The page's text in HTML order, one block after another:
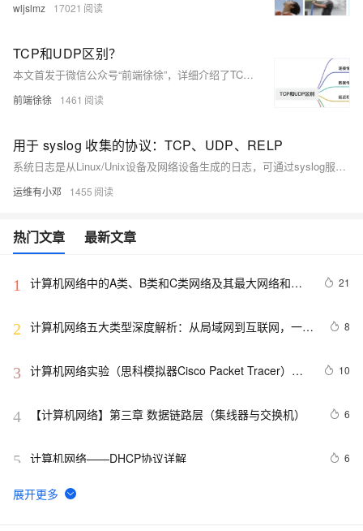
wljslmz 17021
TCP和UDP区别？
本文首发于微信公众号“前端徐徐”，详细介绍了TCP和UDP两种传输层协议的核心概念、连接性和握手过程、数据传输和可靠性、延迟和效率、应用场景及头部开销。TCP面向连接、可靠、有序，适用于网页浏览、文件传输等；UDP无连接、低延迟、高效，适用于实时音视频传输、在线游戏等。
前端徐徐 1461
用于 syslog 收集的协议：TCP、UDP、RELP
系统日志是从Linux/Unix设备及网络设备生成的日志，可通过syslog服务器集中管理。日志传输支持UDP、TCP和RELP协议。UDP无连接且不可靠，不推荐使用；TCP可靠，常用于rsyslog和syslog-ng；RELP提供可靠传输和反向确认。集中管理日志有助于故障排除和安全审计，EventLog Analyzer等工具可自动收集、解析和分析日志。
运维有小邓 1455
热门文章 最新文章
1 计算机网络中的A类、B类和C类网络及其最大网络和主
21
2 计算机网络五大类型深度解析：从局域网到互联网，一网
8
3 计算机网络实验（思科模拟器Cisco Packet Tracer）
10
4 【计算机网络】第三章 数据链路层（集线器与交换机） 6
5 计算机网络——DHCP协议详解 6
6
计算机网络——计算机网络体系结构（4/4）-计算机网络